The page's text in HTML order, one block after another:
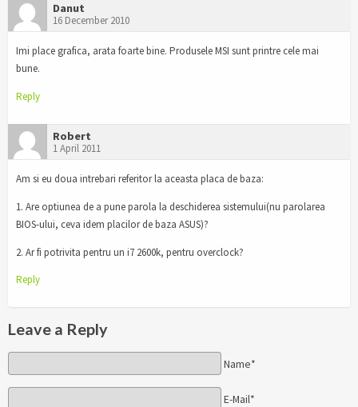
Danut
16 December 2010
Imi place grafica, arata foarte bine. Produsele MSI sunt printre cele mai
bune.
Reply
Robert
1 April 2011
Am si eu doua intrebari referitor la aceasta placa de baza:
1. Are optiunea de a pune parola la deschiderea sistemului(nu parolarea
BIOS-ului, ceva idem placilor de baza ASUS)?
2. Ar fi potrivita pentru un i7 2600k, pentru overclock?
Reply
Leave a Reply
Name*
E-Mail*